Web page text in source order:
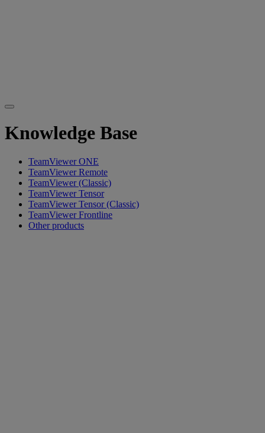
Knowledge Base
TeamViewer ONE
TeamViewer Remote
TeamViewer (Classic)
TeamViewer Tensor
TeamViewer Tensor (Classic)
TeamViewer Frontline
Other products